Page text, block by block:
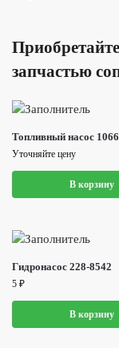
запчастью
Топливный насос
Уточняйте цену
В корзину
Гидронасос 228-8542
5 ₽
В корзину